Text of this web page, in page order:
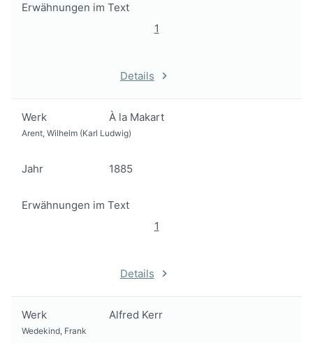
Erwähnungen im Text
1
Details
Werk À la Makart
Arent, Wilhelm (Karl Ludwig)
Jahr 1885
Erwähnungen im Text
1
Details
Werk Alfred Kerr
Wedekind, Frank